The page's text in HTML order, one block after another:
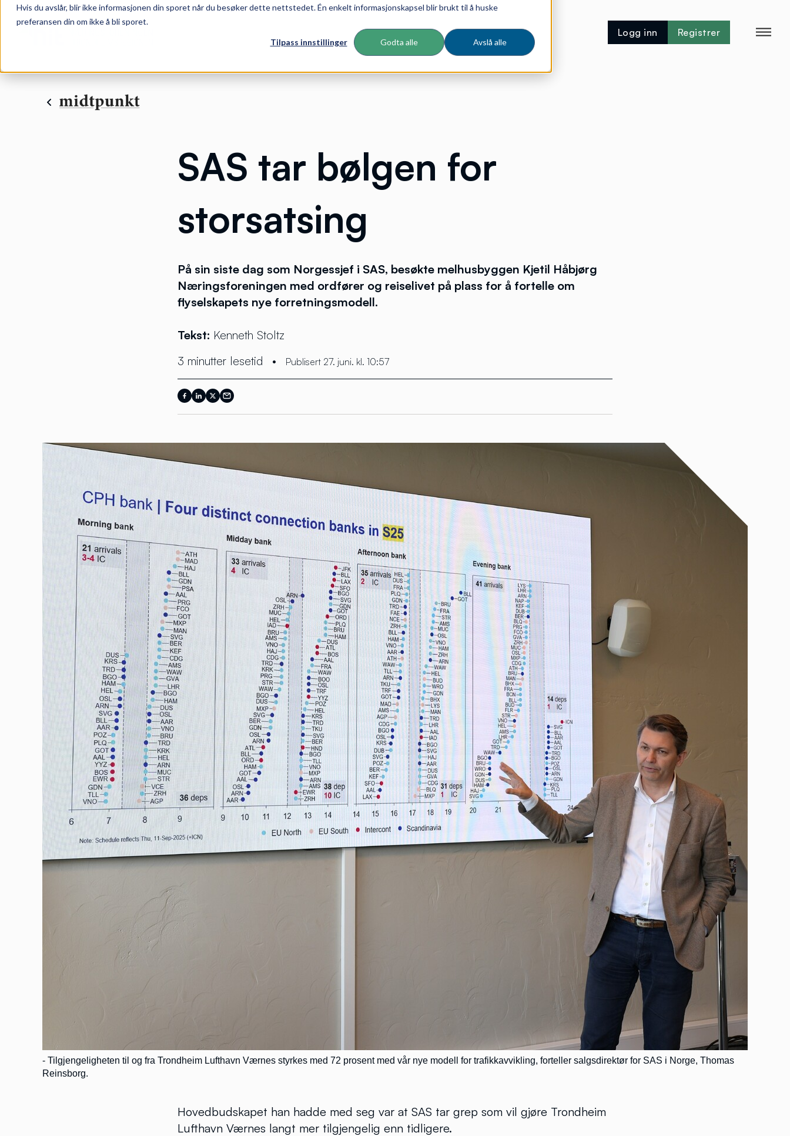
Hvis du avslår, blir ikke informasjonen din sporet når du besøker dette nettstedet. Én enkelt informasjonskapsel blir brukt til å huske
preferansen din om ikke å bli sporet.
Tilpass innstillinger Godta alle Avslå alle
Logg inn Registrer
SAS tar bølgen for
storsatsing
På sin siste dag som Norgessjef i SAS, besøkte melhusbyggen Kjetil Håbjørg
Næringsforeningen med ordfører og reiselivet på plass for å fortelle om
flyselskapets nye forretningsmodell.
Tekst: Kenneth Stoltz
3 minutter lesetid
• Publisert 27. juni. kl. 10:57
- Tilgjengeligheten til og fra Trondheim Lufthavn Værnes styrkes med 72 prosent med vår nye modell for trafikkavvikling, forteller salgsdirektør for SAS i Norge, Thomas
Reinsborg.
Hovedbudskapet han hadde med seg var at SAS tar grep som vil gjøre Trondheim
Lufthavn Værnes langt mer tilgjengelig enn tidligere.